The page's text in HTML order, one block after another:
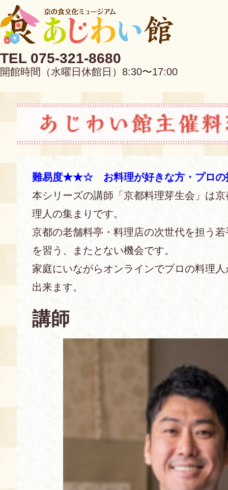
TEL 075-321-8680
開館時間（水曜日休館日）8:30〜17:00
EN 中文
当館について
あじわい館とは
京の食文化について
アクセス
料理教室
募集中の教室
食の海援隊・陸援隊 会員限定
お土産コーナー
備品リスト
空き状況・ご予約
団体向け見学・体験
難易度★★☆ お料理が好きな方・プロの
本シリーズの講師「京都料理芽生会」は
理人の集まりです。
京都の老舗料亭・料理店の次世代を担う
を習う、またとない機会です。
家庭にいながらオンラインでプロの料理
出来ます。
講師